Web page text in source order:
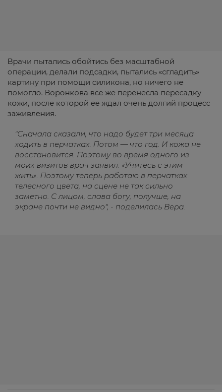
Врачи пытались обойтись без масштабной
операции, делали подсадки, пытались «сгладить»
картину при помощи силикона, но ничего не
помогло. Воронкова все же перенесла пересадку
кожи, после которой ее ждал очень долгий процесс
заживления.
"Сначала сказали, что надо будет три месяца
ходить в перчатках. Потом — что год. И кожа не
восстановится. Поэтому во время одного из
моих визитов врач заявил: «Учитесь с этим
жить». Поэтому теперь работаю в перчатках
телесного цвета, на сцене не так сильно
заметно. С лицом, слава богу, получше, на
экране почти не видно", - поделилась Вера.